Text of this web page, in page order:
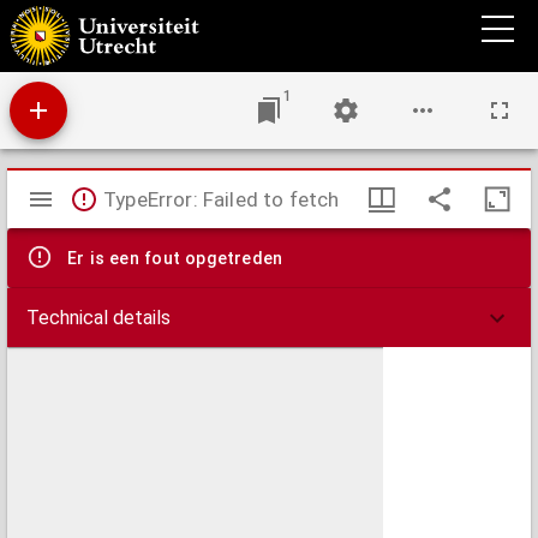
Cysticerci in het vleesch van rund en varken : een hygiënische studie, naar aanleiding
van een bijzonder onderzoek naar deze parasieten op het eiland Bali
1
Mirador
viewer
TypeError: Failed to fetch
Er is een fout opgetreden
Technical details